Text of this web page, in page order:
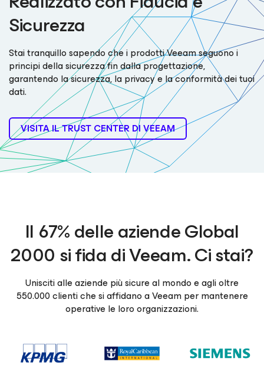
Sicurezza
Stai tranquillo sapendo che i prodotti Veeam seguono i
principi della sicurezza fin dalla progettazione,
garantendo la sicurezza, la privacy e la conformità dei tuoi
dati.
VISITA IL TRUST CENTER DI VEEAM
Il 67% delle aziende Global
2000 si fida di Veeam. Ci stai?
Unisciti alle aziende più sicure al mondo e agli oltre
550.000 clienti che si affidano a Veeam per mantenere
operative le loro organizzazioni.